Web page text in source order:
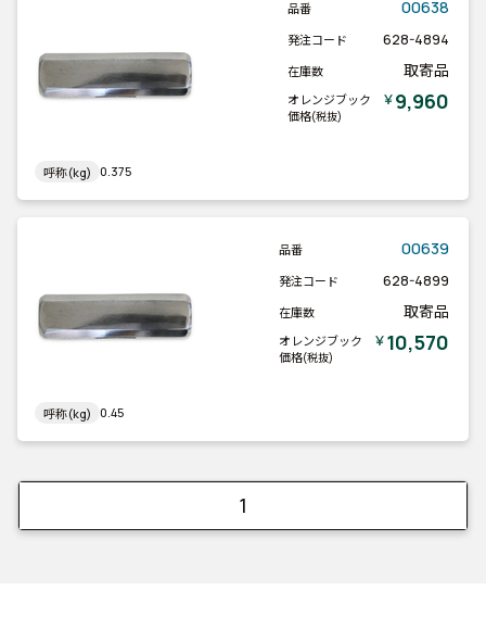
品番 00638
発注コード 628-4894
在庫数 取寄品
オレンジブック
価格(税抜)
￥9,960
呼称(kg) 0.375
品番 00639
発注コード 628-4899
在庫数 取寄品
オレンジブック
価格(税抜)
￥10,570
呼称(kg) 0.45
1